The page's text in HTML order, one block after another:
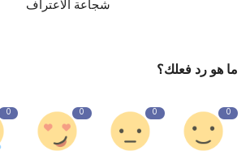
شجاعة الاعتراف
ما هو رد فعلك؟
0
0
0
0